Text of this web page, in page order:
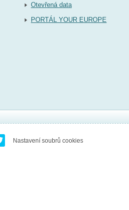
Otevřená data
PORTÁL YOUR EUROPE
Nastavení soubrů cookies